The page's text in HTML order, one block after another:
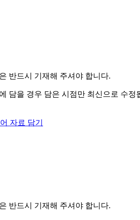
반드시 기재해 주셔야 합니다.
담을 경우 담은 시점만 최신으로 수정
자료 담기
반드시 기재해 주셔야 합니다.